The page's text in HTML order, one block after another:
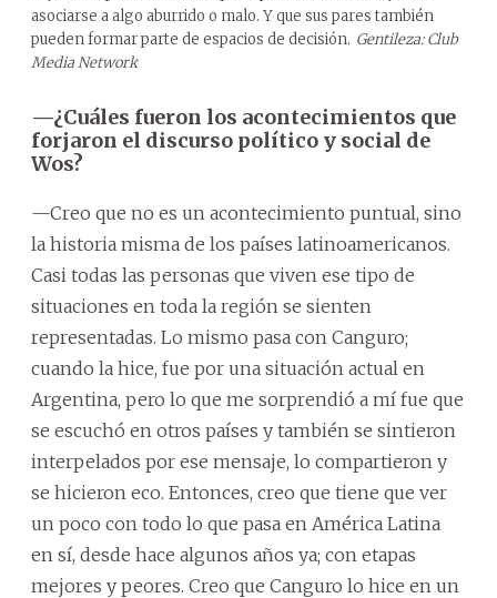
asociarse a algo aburrido o malo. Y que sus pares también
pueden formar parte de espacios de decisión. Gentileza: Club
Media Network
—¿Cuáles fueron los acontecimientos que
forjaron el discurso político y social de
Wos?
—Creo que no es un acontecimiento puntual, sino
la historia misma de los países latinoamericanos.
Casi todas las personas que viven ese tipo de
situaciones en toda la región se sienten
representadas. Lo mismo pasa con Canguro;
cuando la hice, fue por una situación actual en
Argentina, pero lo que me sorprendió a mí fue que
se escuchó en otros países y también se sintieron
interpelados por ese mensaje, lo compartieron y
se hicieron eco. Entonces, creo que tiene que ver
un poco con todo lo que pasa en América Latina
en sí, desde hace algunos años ya; con etapas
mejores y peores. Creo que Canguro lo hice en un